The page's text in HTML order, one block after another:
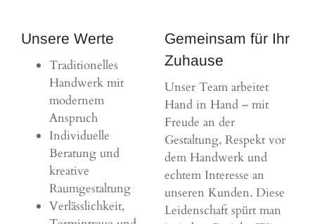
Unsere Werte
Traditionelles
Handwerk mit
modernem
Anspruch
Individuelle
Beratung und
kreative
Raumgestaltung
Verlässlichkeit,
Gemeinsam für Ihr
Zuhause
Unser Team arbeitet
Hand in Hand – mit
Freude an der
Gestaltung, Respekt vor
dem Handwerk und
echtem Interesse an
unseren Kunden. Diese
Leidenschaft spürt man